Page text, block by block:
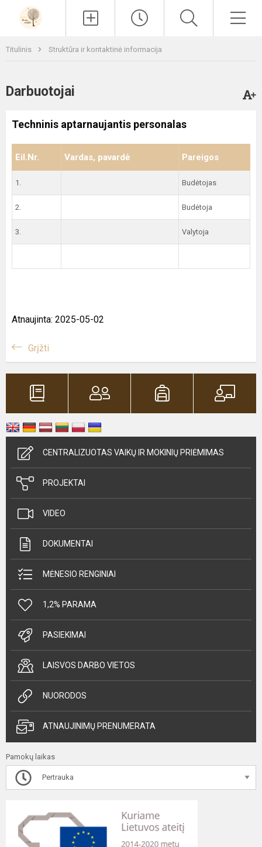
Titulinis Struktūra ir kontaktinė informacija
Darbuotojai
Techninis aptarnaujantis personalas
Eil.Nr. Vardas, pavardė Pareigos
1. Budėtojas
2. Budėtoja
3. Valytoja
Atnaujinta: 2025-05-02
Grįžti
CENTRALIZUOTAS VAIKŲ IR MOKINIŲ PRIĖMIMAS
PROJEKTAI
VIDEO
DOKUMENTAI
MĖNESIO RENGINIAI
1,2% PARAMA
PASIEKIMAI
LAISVOS DARBO VIETOS
NUORODOS
ATNAUJINIMŲ PRENUMERATA
Pamokų laikas
Pertrauka